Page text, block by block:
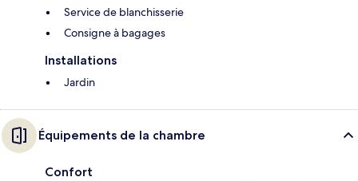
Service de blanchisserie
Consigne à bagages
Installations
Jardin
Équipements de la chambre
Confort